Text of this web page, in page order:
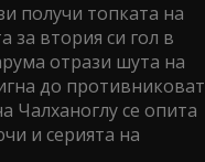
получи топката на
за втория си гол в
отрази шута на
до
Чалханоглу се опита
и серията на